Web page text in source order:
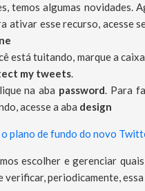
temos algumas novidades.
ativar esse recurso, acesse
está tuitando, marque a
my tweets.
na aba password. Para
acesse a aba design
plano de fundo do novo
escolher e gerenciar
periodicamente,